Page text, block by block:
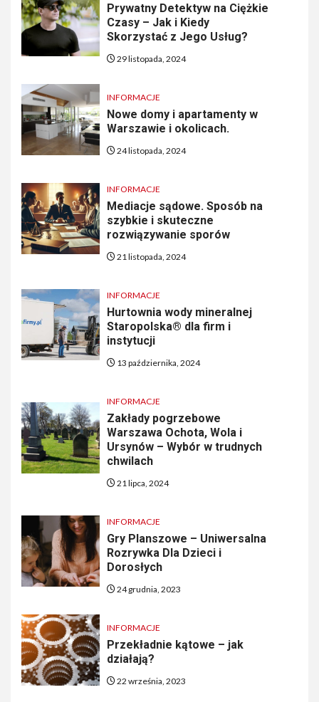
Prywatny Detektyw na Ciężkie
Czasy – Jak i Kiedy
Skorzystać z Jego Usług?
29 listopada, 2024
INFORMACJE
Nowe domy i apartamenty w
Warszawie i okolicach.
24 listopada, 2024
INFORMACJE
Mediacje sądowe. Sposób na
szybkie i skuteczne
rozwiązywanie sporów
21 listopada, 2024
INFORMACJE
Hurtownia wody mineralnej
Staropolska® dla firm i
instytucji
13 października, 2024
INFORMACJE
Zakłady pogrzebowe
Warszawa Ochota, Wola i
Ursynów – Wybór w trudnych
chwilach
21 lipca, 2024
INFORMACJE
Gry Planszowe – Uniwersalna
Rozrywka Dla Dzieci i
Dorosłych
24 grudnia, 2023
INFORMACJE
Przekładnie kątowe – jak
działają?
22 września, 2023